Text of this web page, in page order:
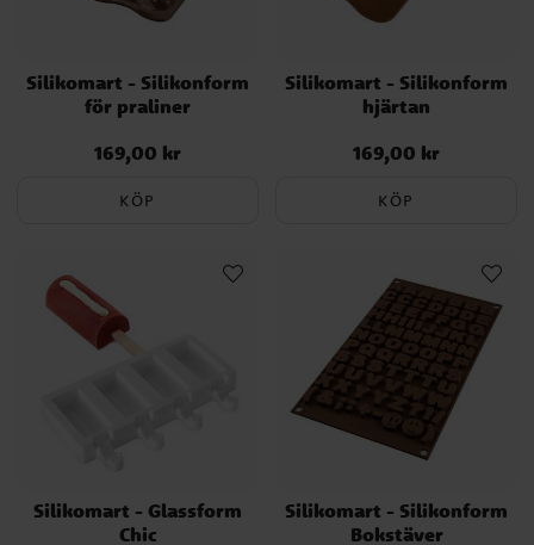
Silikomart - Silikonform
för praliner
Pris:169,00 kr
169,00 kr
KÖP
Silikomart - Silikonform
hjärtan
Pris:169,00 kr
169,00 kr
KÖP
Silikomart - Glassform
Chic
Silikomart - Silikonform
Bokstäver